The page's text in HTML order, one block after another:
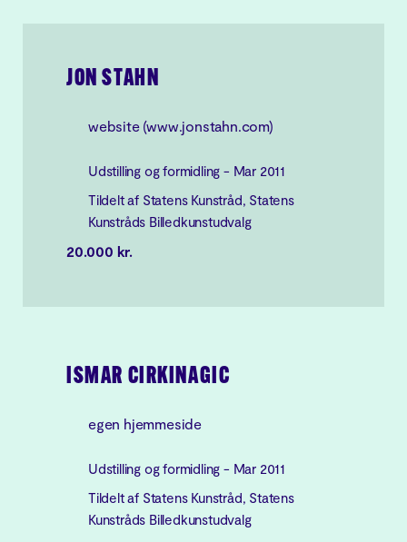
JON STAHN
website (www.jonstahn.com)
Udstilling og formidling - Mar 2011
Tildelt af Statens Kunstråd, Statens
Kunstråds Billedkunstudvalg
20.000 kr.
ISMAR CIRKINAGIC
egen hjemmeside
Udstilling og formidling - Mar 2011
Tildelt af Statens Kunstråd, Statens
Kunstråds Billedkunstudvalg